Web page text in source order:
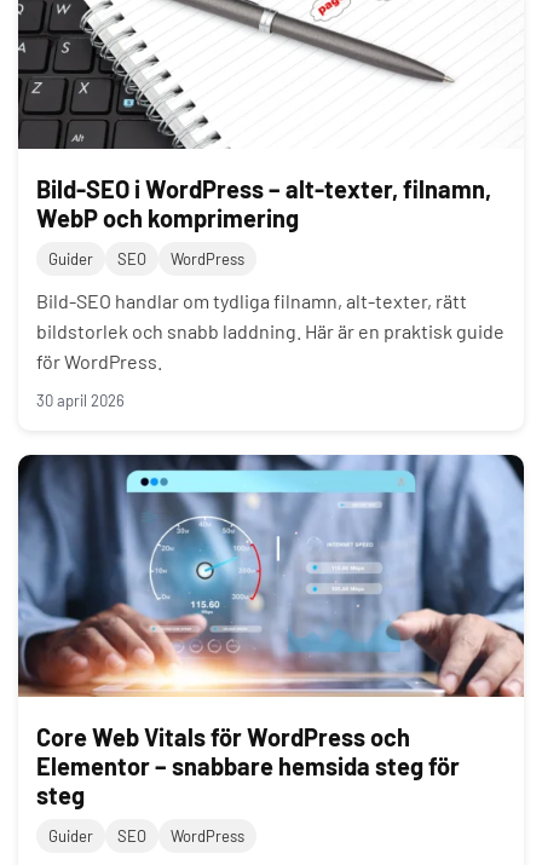
Bild-SEO i WordPress – alt-texter, filnamn,
WebP och komprimering
Guider SEO WordPress
Bild-SEO handlar om tydliga filnamn, alt-texter, rätt
bildstorlek och snabb laddning. Här är en praktisk guide
för WordPress.
30 april 2026
Core Web Vitals för WordPress och
Elementor – snabbare hemsida steg för
steg
Guider SEO WordPress